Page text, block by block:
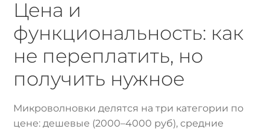
Цена и
функциональность: как
не переплатить, но
получить нужное
Микроволновки делятся на три категории по
цене: дешевые (2000–4000 руб), средние